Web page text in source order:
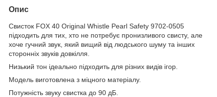
Опис
Свисток FOX 40 Original Whistle Pearl Safety 9702-0505
підходить для тих, хто не потребує пронизливого свисту, але
хоче гучний звук, який вищий від людського шуму та інших
сторонніх звуків довкілля.
Низький тон ідеально підходить для різних видів ігор.
Модель виготовлена з міцного матеріалу.
Потужність звуку свистка до 90 дБ.